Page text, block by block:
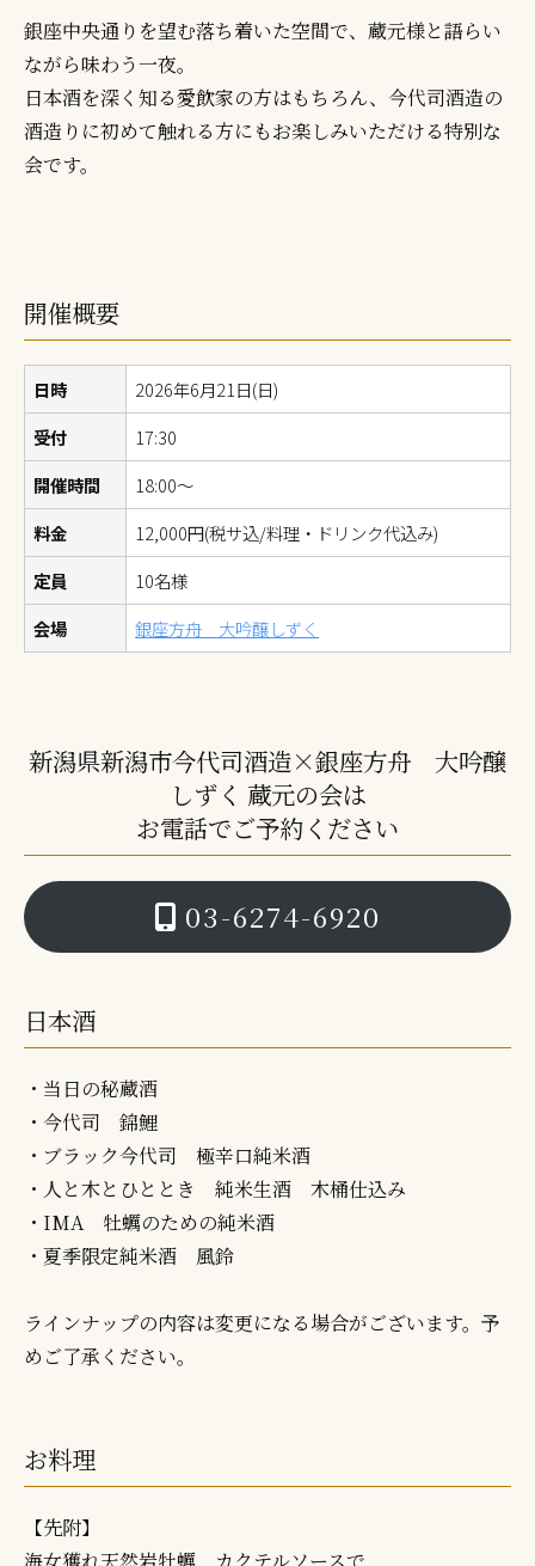
銀座中央通りを望む落ち着いた空間で、蔵元様と語らい
ながら味わう一夜。
日本酒を深く知る愛飲家の方はもちろん、今代司酒造の
酒造りに初めて触れる方にもお楽しみいただける特別な
会です。
開催概要
日時
2026年6月21日(日)
受付
17:30
開催時間
18:00～
料金
12,000円(税サ込/料理・ドリンク代込み)
定員
10名様
会場
銀座方舟 大吟醸しずく
新潟県新潟市今代司酒造×銀座方舟 大吟醸
しずく 蔵元の会は
お電話でご予約ください
03-6274-6920
日本酒
・当日の秘蔵酒
・今代司 錦鯉
・ブラック今代司 極辛口純米酒
・人と木とひととき 純米生酒 木桶仕込み
・IMA 牡蠣のための純米酒
・夏季限定純米酒 風鈴
ラインナップの内容は変更になる場合がございます。予
めご了承ください。
お料理
【先附】